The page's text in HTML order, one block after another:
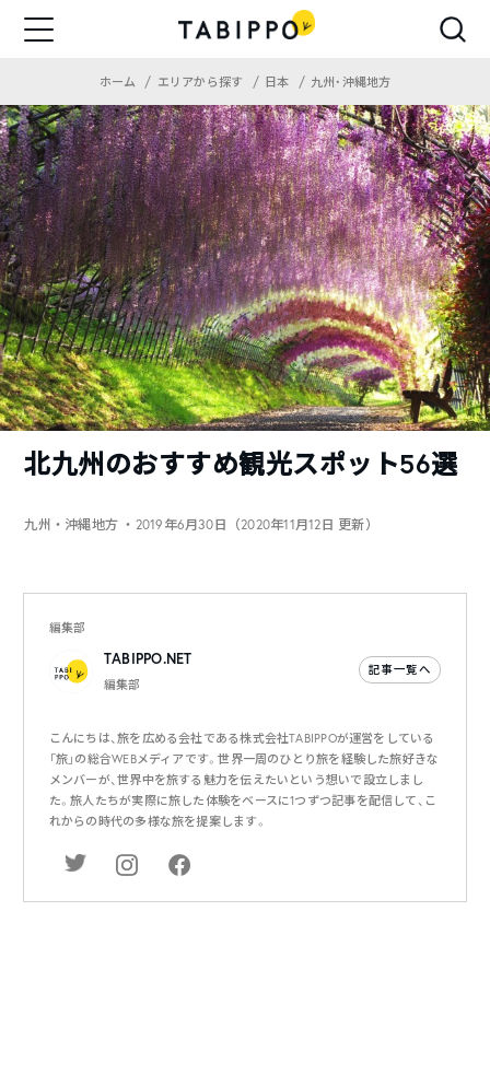
ホーム エリアから探す 日本 九州・沖縄地方
北九州のおすすめ観光スポット56選
九州・沖縄地方 ・2019年6月30日（2020年11月12日 更新）
編集部
TABIPPO.NET
編集部
記事一覧へ
こんにちは、旅を広める会社である株式会社TABIPPOが運営をしている
「旅」の総合WEBメディアです。世界一周のひとり旅を経験した旅好きな
メンバーが、世界中を旅する魅力を伝えたいという想いで設立しまし
た。旅人たちが実際に旅した体験をベースに1つずつ記事を配信して、こ
れからの時代の多様な旅を提案します。